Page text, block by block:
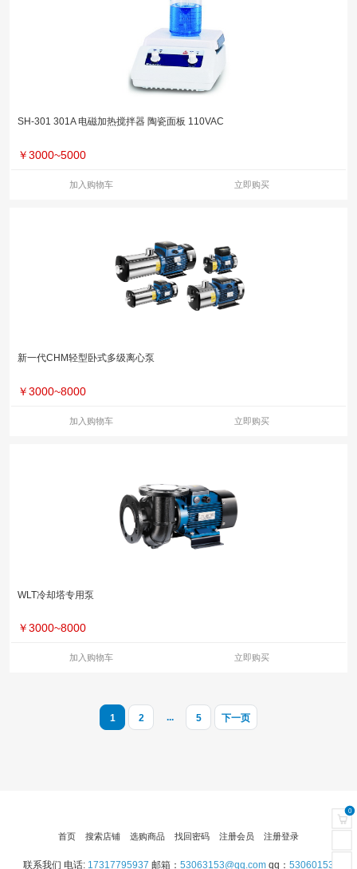
SH-301 301A 电磁加热搅拌器 陶瓷面板 110VAC
￥3000~5000
加入购物车 立即购买
新一代CHM轻型卧式多级离心泵
￥3000~8000
加入购物车 立即购买
WLT冷却塔专用泵
￥3000~8000
加入购物车 立即购买
1 2 ... 5 下一页
首页 搜索店铺 选购商品 找回密码 注册会员 注册登录
联系我们 电话: 17317795937 邮箱： 53063153@qq.com qq： 53060153
0